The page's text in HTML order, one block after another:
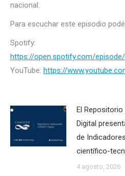
nacional.
Para escuchar este episodio
Spotify:
https://open.spotify.com/
YouTube: https://
El
Digital
de
científico-
4 agosto, 2026